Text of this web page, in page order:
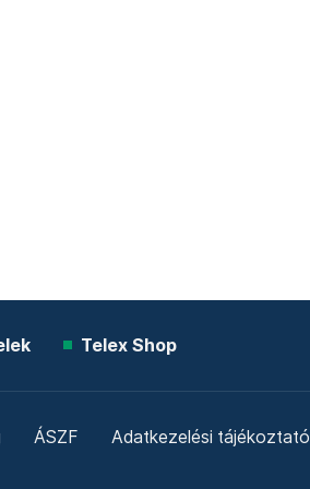
Telex Shop
ÁSZF Adatkezelési tájékoztató